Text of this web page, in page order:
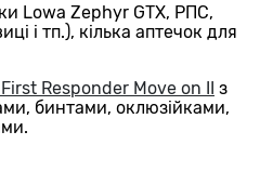
Lowa Zephyr GTX, РПС,
і тп.), кілька аптечок для
Responder Move on II з
бинтами, оклюзійками,